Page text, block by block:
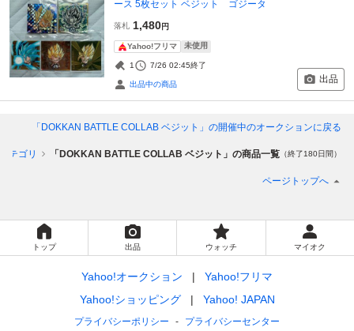
ース 5枚セット ベジット ゴジータ
落札 1,480円
Yahoo!フリマ 未使用
1 7/26 02:45終了
出品中の商品 出品
「DOKKAN BATTLE COLLAB ベジット」 の開催中のオークションに戻る
テゴリ 「DOKKAN BATTLE COLLAB ベジット」の商品一覧 （終了180日間）
ページトップへ
トップ 出品 ウォッチ マイオク
Yahoo!オークション
Yahoo!フリマ
Yahoo!ショッピング
Yahoo! JAPAN
プライバシーポリシー プライバシーセンター